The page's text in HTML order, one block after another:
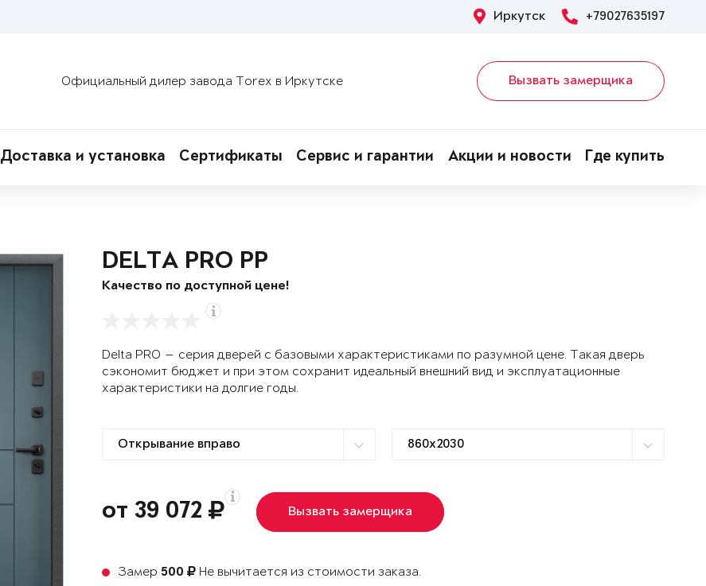
Иркутск +79027635197
Официальный дилер завода Torex в Иркутске Вызвать замерщика
Доставка и установка Сертификаты Сервис и гарантии Акции и новости Где купить
DELTA PRO PP
Качество по доступной цене!
Delta PRO — серия дверей с базовыми характеристиками по разумной цене. Такая дверь
сэкономит бюджет и при этом сохранит идеальный внешний вид и эксплуатационные
характеристики на долгие годы.
от 39 072 Вызвать замерщика
Замер 500
Не вычитается из стоимости заказа.